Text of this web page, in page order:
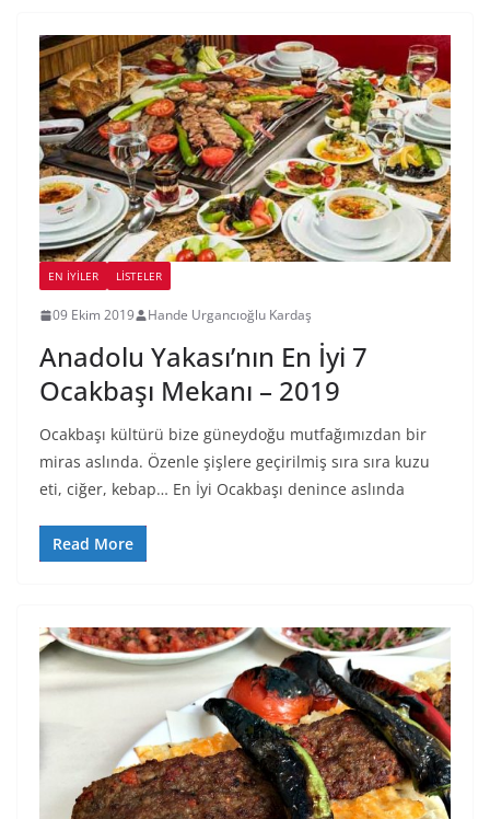
EN İYILER LİSTELER
09 Ekim 2019 Hande Urgancıoğlu Kardaş
Anadolu Yakası’nın En İyi 7
Ocakbaşı Mekanı – 2019
Ocakbaşı kültürü bize güneydoğu mutfağımızdan bir
miras aslında. Özenle şişlere geçirilmiş sıra sıra kuzu
eti, ciğer, kebap… En İyi Ocakbaşı denince aslında
Read More